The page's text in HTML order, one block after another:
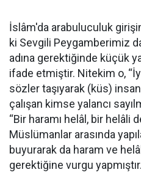
İslâm'da arabuluculuk
ki Sevgili Peygamberimiz
adına gerektiğinde küçük
ifade etmiştir. Nitekim o,
sözler taşıyarak (küs)
çalışan kimse yalancı
“Bir haramı helâl, bir helâli
Müslümanlar arasında
buyurarak da haram ve
gerektiğine vurgu yapmıştır.